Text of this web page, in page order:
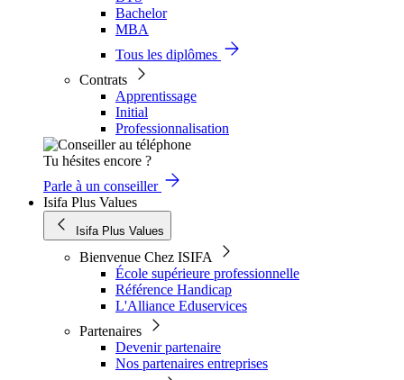
Bachelor
MBA
Tous les diplômes
Contrats
Apprentissage
Initial
Professionnalisation
Tu hésites encore ?
Parle à un conseiller
Isifa Plus Values
Isifa Plus Values
Bienvenue Chez ISIFA
École supérieure professionnelle
Référence Handicap
L'Alliance Eduservices
Partenaires
Devenir partenaire
Nos partenaires entreprises